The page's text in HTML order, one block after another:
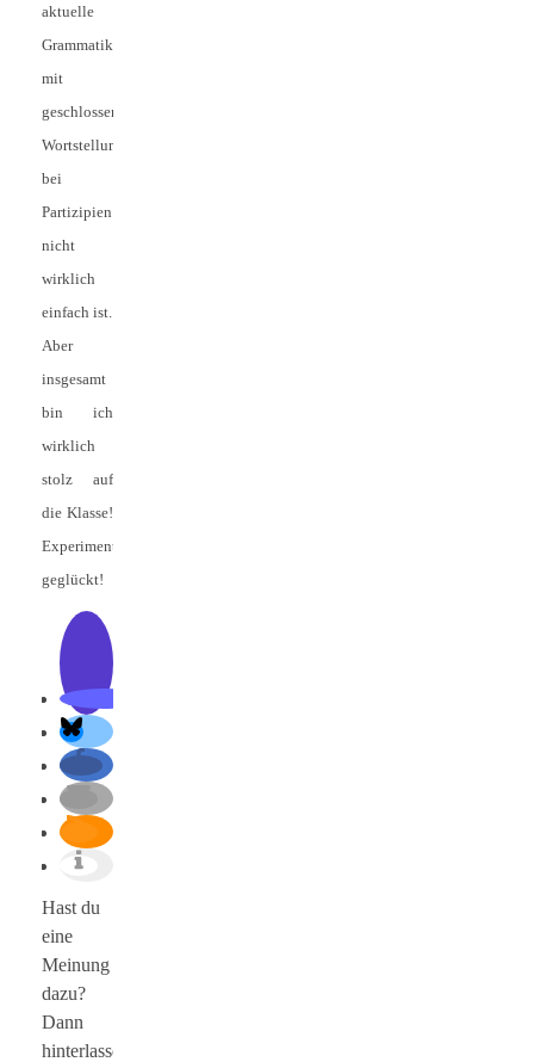
aktuelle
Grammatikstoff
mit
geschlossener
Wortstellung
bei
Partizipien
nicht
wirklich
einfach ist.
Aber
insgesamt
bin ich
wirklich
stolz auf
die Klasse!
Experiment
geglückt!
Hast du
eine
Meinung
dazu?
Dann
hinterlasse